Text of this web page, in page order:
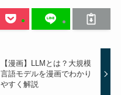
【漫画】LLMとは？大規模
言語モデルを漫画でわかり
やすく解説